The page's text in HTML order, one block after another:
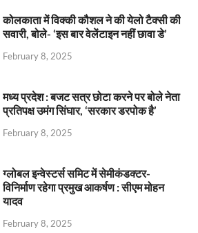
कोलकाता में विक्की कौशल ने की येलो टैक्सी की
सवारी, बोले- ‘इस बार वेलेंटाइन नहीं छावा डे’
February 8, 2025
मध्य प्रदेश : बजट सत्र छोटा करने पर बोले नेता
प्रतिपक्ष उमंग सिंघार, ‘सरकार डरपोक है’
February 8, 2025
ग्लोबल इन्वेस्टर्स समिट में सेमीकंडक्टर-
विनिर्माण रहेगा प्रमुख आकर्षण : सीएम मोहन
यादव
February 8, 2025